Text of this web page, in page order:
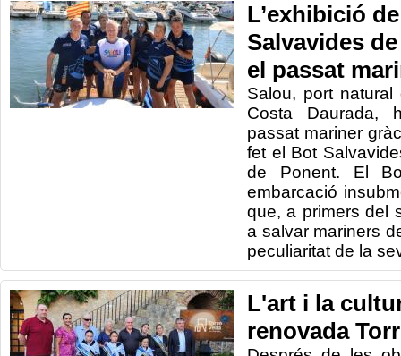
L’exhibició
Salvavides
el passat
Salou, port
Costa Daurada,
passat mariner
fet el Bot
de Ponent. El
embarcació
que, a primers del
a salvar mariners
peculiaritat de la
L'art i la
renovada